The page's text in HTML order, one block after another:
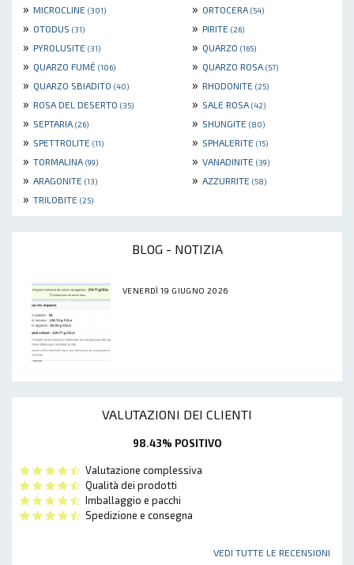
» MICROCLINE (301) » ORTOCERA (54)
» OTODUS (31) » PIRITE (26)
» PYROLUSITE (31) » QUARZO (165)
» QUARZO FUMÉ (106) » QUARZO ROSA (57)
» QUARZO SBIADITO (40) » RHODONITE (25)
» ROSA DEL DESERTO (35) » SALE ROSA (42)
» SEPTARIA (26) » SHUNGITE (80)
» SPETTROLITE (11) » SPHALERITE (15)
» TORMALINA (99) » VANADINITE (39)
» ARAGONITE (13) » AZZURRITE (58)
» TRILOBITE (25)
BLOG - NOTIZIA
VENERDÌ 19 GIUGNO 2026
VALUTAZIONI DEI CLIENTI
98.43% POSITIVO
Valutazione complessiva
Qualità dei prodotti
Imballaggio e pacchi
Spedizione e consegna
VEDI TUTTE LE RECENSIONI